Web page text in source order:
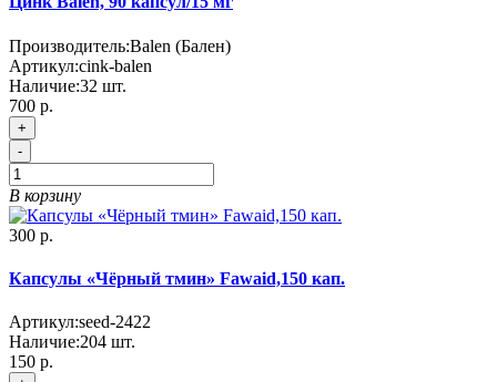
Производитель:Balen (Бален)
Артикул:cink-balen
Наличие:32 шт.
700 р.
+
-
В корзину
300 р.
Капсулы «Чёрный тмин» Fawaid,150 кап.
Артикул:seed-2422
Наличие:204 шт.
150 р.